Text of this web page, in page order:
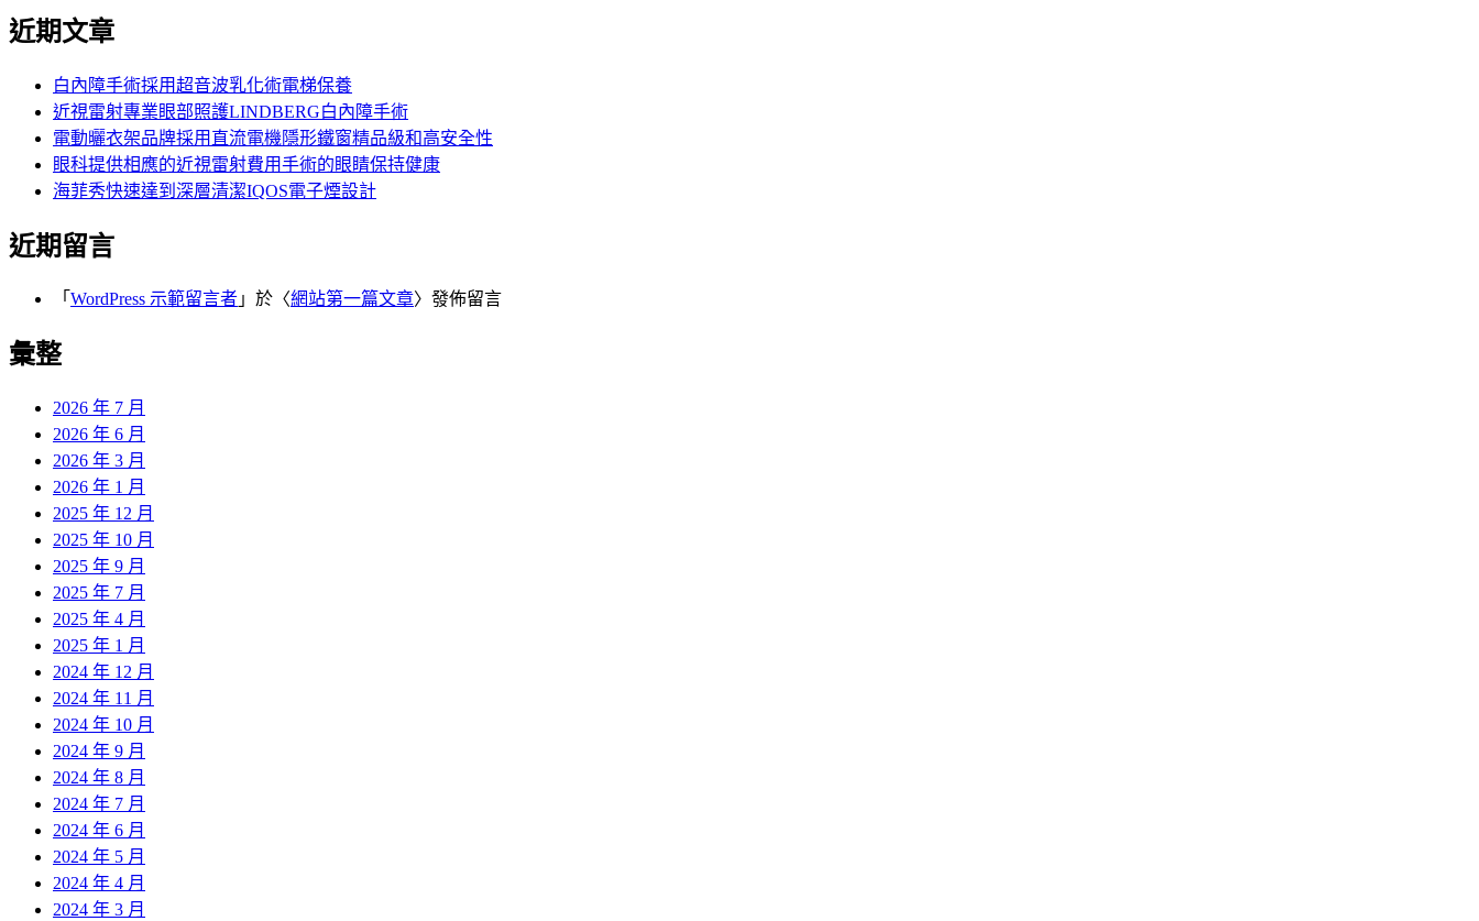
近期文章
白內障手術採用超音波乳化術電梯保養
近視雷射專業眼部照護LINDBERG白內障手術
電動曬衣架品牌採用直流電機隱形鐵窗精品級和高安全性
眼科提供相應的近視雷射費用手術的眼睛保持健康
海菲秀快速達到深層清潔IQOS電子煙設計
近期留言
「 WordPress 示範留言者 」於〈網站第一篇文章〉發佈留言
彙整
2026 年 7 月
2026 年 6 月
2026 年 3 月
2026 年 1 月
2025 年 12 月
2025 年 10 月
2025 年 9 月
2025 年 7 月
2025 年 4 月
2025 年 1 月
2024 年 12 月
2024 年 11 月
2024 年 10 月
2024 年 9 月
2024 年 8 月
2024 年 7 月
2024 年 6 月
2024 年 5 月
2024 年 4 月
2024 年 3 月